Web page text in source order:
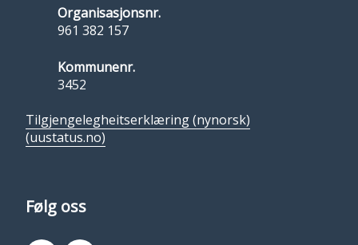
Organisasjonsnr.
961 382 157
Kommunenr.
3452
Tilgjengelegheitserklæring (nynorsk)
(uustatus.no)
Følg oss